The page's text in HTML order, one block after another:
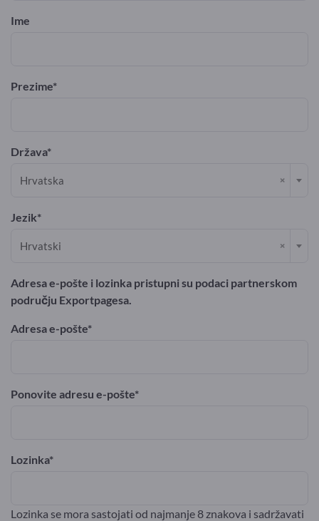
Ime
Prezime
Država
×
Hrvatska
Jezik
×
Hrvatski
Adresa e-pošte i lozinka pristupni su podaci partnerskom
području Exportpagesa.
Adresa e-pošte
Ponovite adresu e-pošte
Lozinka
Lozinka se mora sastojati od najmanje 8 znakova i sadržavati